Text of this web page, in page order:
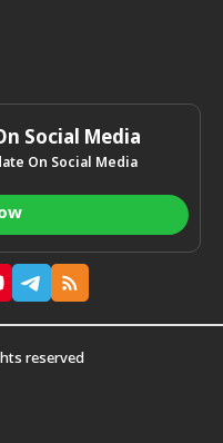
Social Media
On Social Media
reserved